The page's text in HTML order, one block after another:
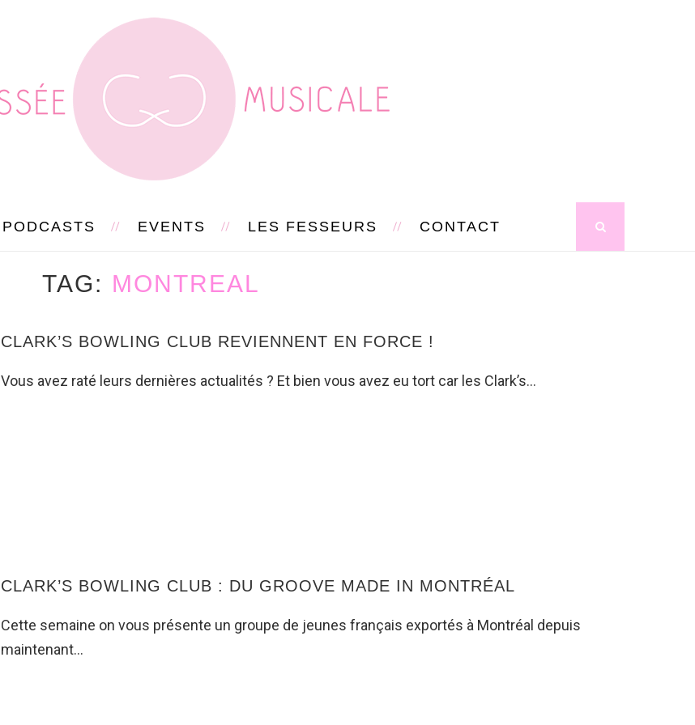
PODCASTS EVENTS LES FESSEURS CONTACT
TAG MONTREAL
CLARK’S BOWLING CLUB REVIENNENT EN FORCE !
Vous avez raté leurs dernières actualités ? Et bien vous avez eu tort car les Clark’s…
CLARK’S BOWLING CLUB : DU GROOVE MADE IN MONTRÉAL
Cette semaine on vous présente un groupe de jeunes français exportés à Montréal depuis
maintenant…